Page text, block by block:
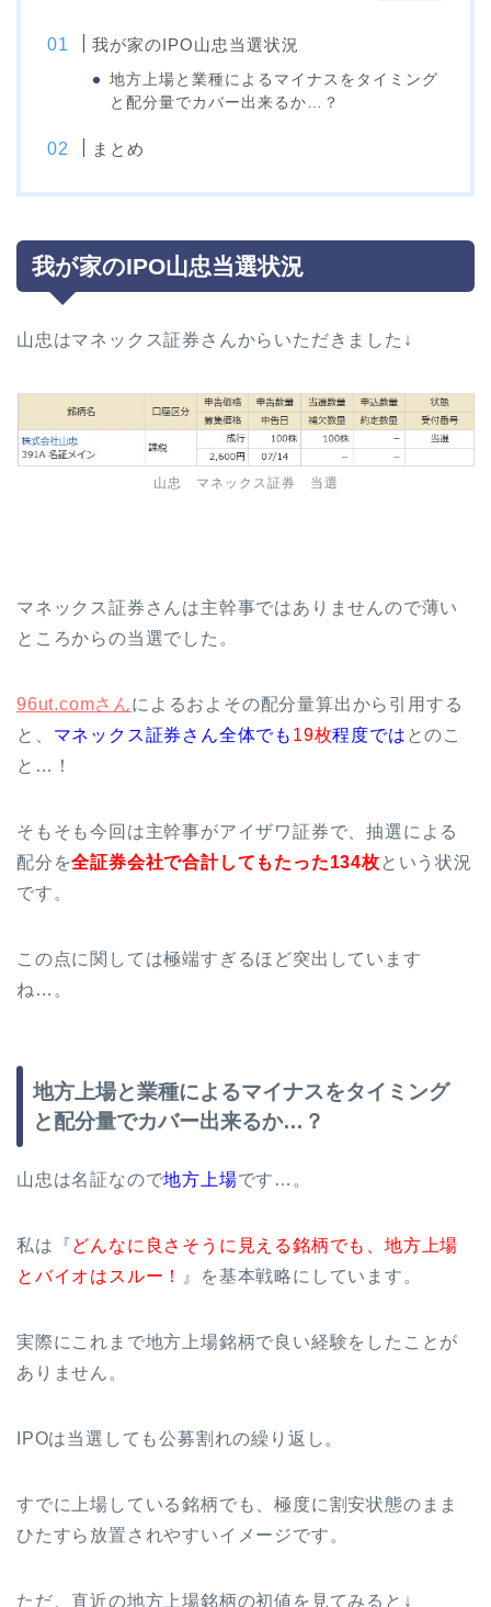
我が家のIPO山忠当選状況
地方上場と業種によるマイナスをタイミング
と配分量でカバー出来るか…？
まとめ
我が家のIPO山忠当選状況
山忠はマネックス証券さんからいただきました↓
山忠 マネックス証券 当選
マネックス証券さんは主幹事ではありませんので薄い
ところからの当選でした。
96ut.comさんによるおよその配分量算出から引用する
と、 マネックス証券さん全体でも 19枚程度では とのこ
と…！
そもそも今回は主幹事がアイザワ証券で、抽選による
配分を全証券会社で合計してもたった134枚 という状況
です。
この点に関しては極端すぎるほど突出しています
ね…。
地方上場と業種によるマイナスをタイミング
と配分量でカバー出来るか…？
山忠は名証なので地方上場です…。
私は『どんなに良さそうに見える銘柄でも、地方上場
とバイオはスルー！
』を基本戦略にしています。
実際にこれまで地方上場銘柄で良い経験をしたことが
ありません。
IPOは当選しても公募割れの繰り返し。
すでに上場している銘柄でも、極度に割安状態のまま
ひたすら放置されやすいイメージです。
ただ、直近の地方上場銘柄の初値を見てみると↓